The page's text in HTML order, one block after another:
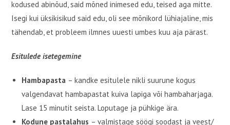
kodused abinõud, said mõned inimesed edu, teised aga mitte.
Isegi kui üksikisikud said edu, oli see mõnikord lühiajaline, mis
tähendab, et probleem ilmnes uuesti umbes kuu aja pärast.
Esitulede isetegemine
Hambapasta – kandke esitulele nikli suurune kogus
valgendavat hambapastat kuiva lapiga või hambaharjaga.
Lase 15 minutit seista. Loputage ja pühkige ära.
Kodune pastalahus – valmistage söögi soodast ja veest/